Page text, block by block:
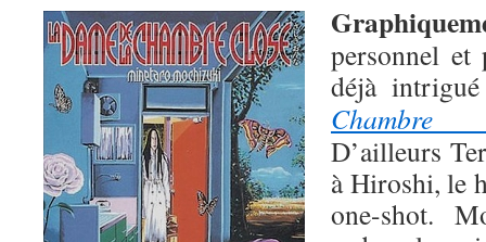
personnel et
déjà
Chambre
D’ailleurs
à Hiroshi, le
one-shot.